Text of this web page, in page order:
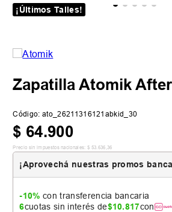
3.
basquet
5. zapatillas adidas
¡Últimos Talles!
Zapatilla Atomik
Código: ato_26211316121abkid_30
$ 64.900
Precio sin impuestos nacionales: $ 53 636 36
¡Aprovechá nuestras promos
-10% con transferencia bancaria
6cuotas sin interés de$10.817con